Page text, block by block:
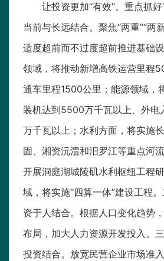
让投资更加“有效”。重点抓
当前与长远结合。聚焦“两重”“两
适度超前而不过度超前推进基础
领域，将推动新增高铁运营里程
通车里程1500公里；能源领域，
装机达到5500万千瓦以上、外电
万千瓦以上；水利方面，将实施
固、湘资沅澧和汨罗江等重点河
开展洞庭湖城陵矶水利枢纽工程
域，将实施“四算一体”建设工程
资于人结合。根据人口变化趋势
布局，加大人力资源开发投入。
投资结合。放宽民营企业市场准